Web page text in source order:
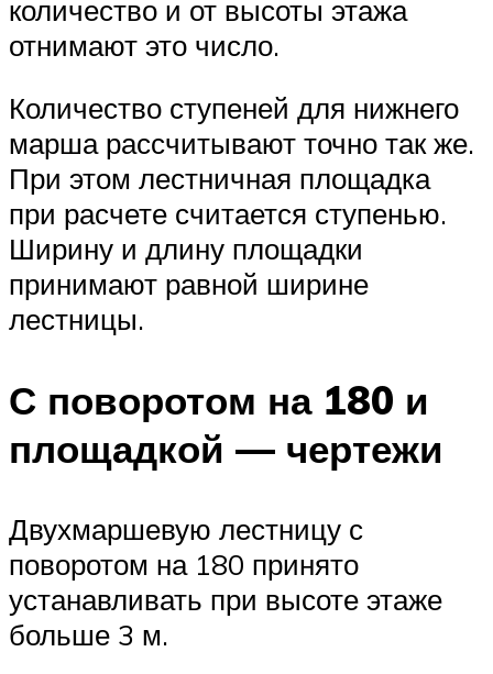
количество и от высоты этажа
отнимают это число.
Количество ступеней для нижнего
марша рассчитывают точно так же.
При этом лестничная площадка
при расчете считается ступенью.
Ширину и длину площадки
принимают равной ширине
лестницы.
С поворотом на 180 и
площадкой — чертежи
Двухмаршевую лестницу с
поворотом на 180 принято
устанавливать при высоте этаже
больше 3 м.